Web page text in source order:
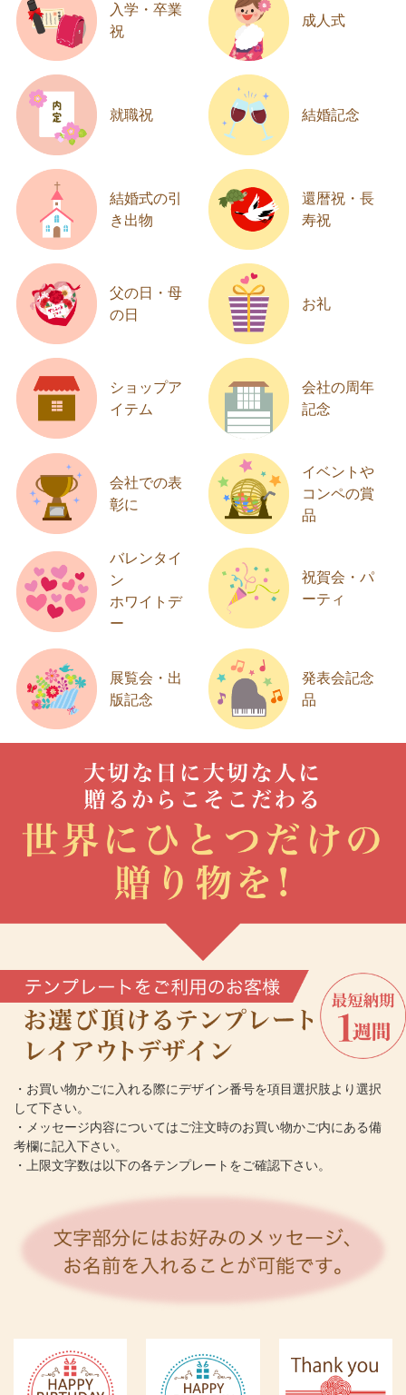
入学・卒業
祝
成人式
就職祝 結婚記念
結婚式の引
き出物
還暦祝・長
寿祝
父の日・母
の日
お礼
ショップア
イテム
会社の周年
記念
会社での表
彰に
イベントや
コンペの賞
品
バレンタイ
ン
ホワイトデ
ー
祝賀会・パ
ーティ
展覧会・出
版記念
発表会記念
品
・お買い物かごに入れる際にデザイン番号を項目選択肢より選択
して下さい。
・メッセージ内容についてはご注文時のお買い物かご内にある備
考欄に記入下さい。
・上限文字数は以下の各テンプレートをご確認下さい。